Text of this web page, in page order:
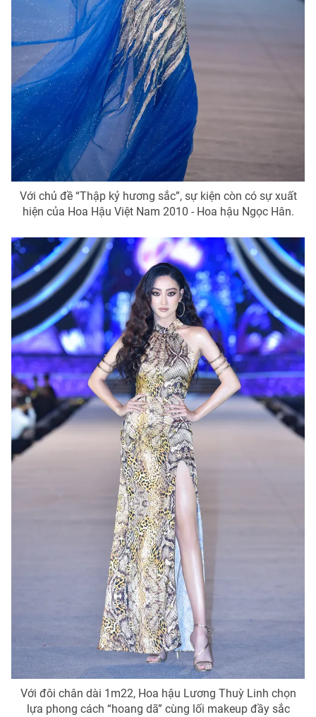
Với chủ đề “Thập kỷ hương sắc”, sự kiện còn có sự xuất
hiện của Hoa Hậu Việt Nam 2010 - Hoa hậu Ngọc Hân.
Với đôi chân dài 1m22, Hoa hậu Lương Thuỳ Linh chọn
lựa phong cách “hoang dã” cùng lối makeup đầy sắc